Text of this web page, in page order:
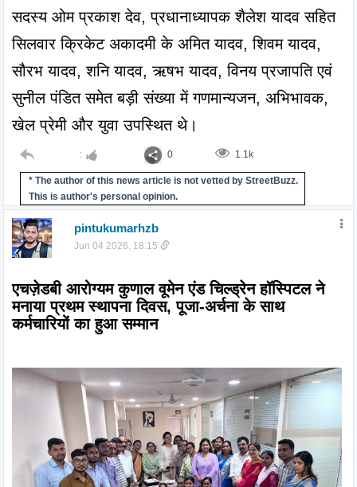
सदस्य ओम प्रकाश देव, प्रधानाध्यापक शैलेश यादव सहित
सिलवार क्रिकेट अकादमी के अमित यादव, शिवम यादव,
सौरभ यादव, शनि यादव, ऋषभ यादव, विनय प्रजापति एवं
सुनील पंडित समेत बड़ी संख्या में गणमान्यजन, अभिभावक,
खेल प्रेमी और युवा उपस्थित थे।
: 0 1.1k
* The author of this news article is not vetted by StreetBuzz.
This is author's personal opinion.
pintukumarhzb
Jun 04 2026, 18:15
एचज़ेडबी आरोग्यम कुणाल वूमेन एंड चिल्ड्रेन हॉस्पिटल ने
मनाया प्रथम स्थापना दिवस, पूजा-अर्चना के साथ
कर्मचारियों का हुआ सम्मान